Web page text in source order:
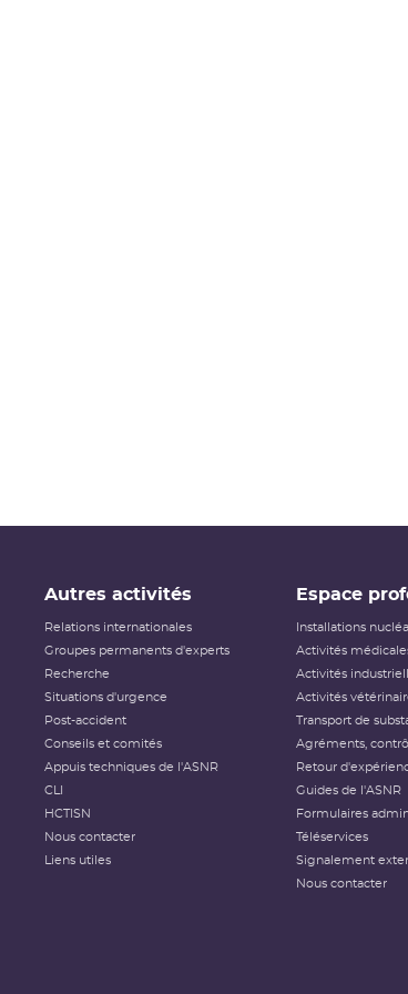
Autres activités
Relations internationales
Groupes permanents d'experts
Recherche
Situations d'urgence
Post-accident
Conseils et comités
Appuis techniques de l'ASNR
CLI
HCTISN
Nous contacter
Liens utiles
Espace
Installations
Activités
Activités
Activités
Transport de
Agréments,
Retour
Guides de l'ASNR
Formulaires
Téléservices
Signalement
Nous contacter